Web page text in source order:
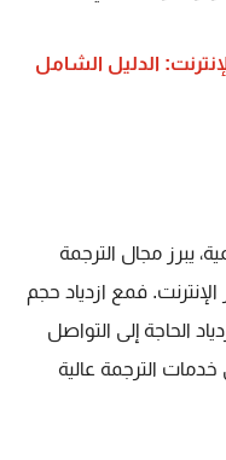
الدليل الشامل
يبرز مجال الترجمة
فمع ازدياد حجم
الحاجة إلى التواصل
الترجمة عالية